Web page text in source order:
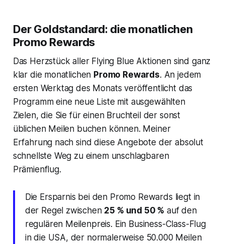
Der Goldstandard: die monatlichen
Promo Rewards
Das Herzstück aller Flying Blue Aktionen sind ganz
klar die monatlichen Promo Rewards. An jedem
ersten Werktag des Monats veröffentlicht das
Programm eine neue Liste mit ausgewählten
Zielen, die Sie für einen Bruchteil der sonst
üblichen Meilen buchen können. Meiner
Erfahrung nach sind diese Angebote der absolut
schnellste Weg zu einem unschlagbaren
Prämienflug.
Die Ersparnis bei den Promo Rewards liegt in
der Regel zwischen 25 % und 50 % auf den
regulären Meilenpreis. Ein Business-Class-Flug
in die USA, der normalerweise 50.000 Meilen